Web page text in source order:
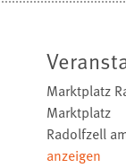
Marktplatz
Marktplatz
Radolfzell
anzeigen